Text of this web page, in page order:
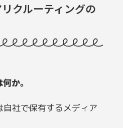
クルーティングの
か。
社で保有するメディア